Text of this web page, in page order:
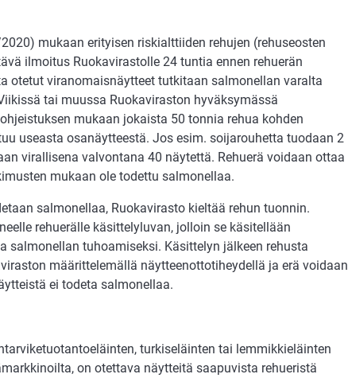
mukaan erityisen riskialttiiden rehujen (rehuseosten
ilmoitus Ruokavirastolle 24 tuntia ennen rehuerän
otetut viranomaisnäytteet tutkitaan salmonellan varalta
tai muussa Ruokaviraston hyväksymässä
mukaan jokaista 50 tonnia rehua kohden
useasta osanäytteestä. Jos esim. soijarouhetta tuodaan 2
virallisena valvontana 40 näytettä. Rehuerä voidaan ottaa
mukaan ole todettu salmonellaa.
salmonellaa, Ruokavirasto kieltää rehun tuonnin.
rehuerälle käsittelyluvan, jolloin se käsitellään
salmonellan tuhoamiseksi. Käsittelyn jälkeen rehusta
määrittelemällä näytteenottotiheydellä ja erä voidaan
ei todeta salmonellaa.
turkiseläinten tai lemmikkieläinten
on otettava näytteitä saapuvista rehueristä